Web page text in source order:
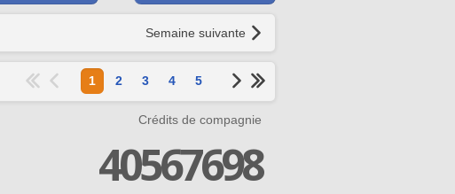
Semaine suivante
1 2 3 4 5
Crédits de compagnie
40567698